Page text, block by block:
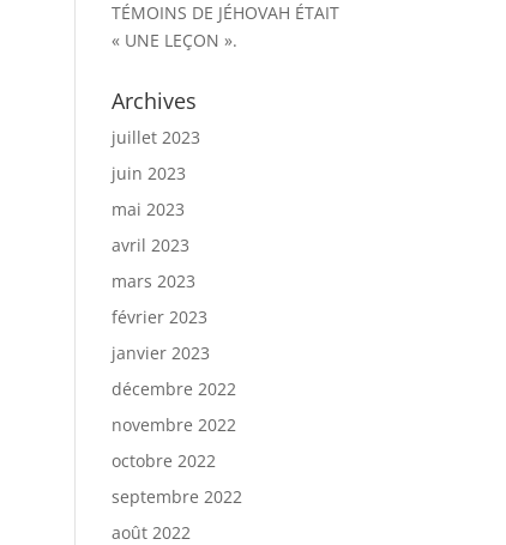
TÉMOINS DE JÉHOVAH ÉTAIT
« UNE LEÇON ».
Archives
juillet 2023
juin 2023
mai 2023
avril 2023
mars 2023
février 2023
janvier 2023
décembre 2022
novembre 2022
octobre 2022
septembre 2022
août 2022